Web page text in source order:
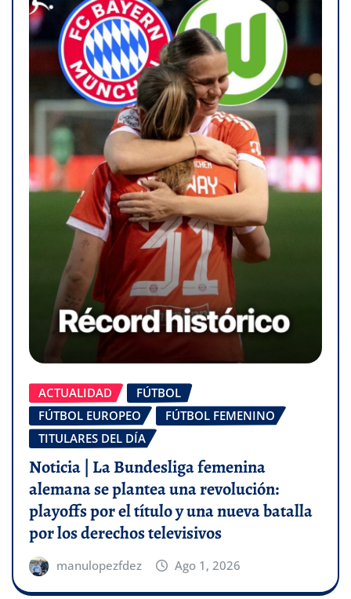
ACTUALIDAD
FÚTBOL
FÚTBOL EUROPEO
FÚTBOL FEMENINO
TITULARES DEL DÍA
Noticia | La Bundesliga femenina
alemana se plantea una revolución:
playoffs por el título y una nueva batalla
por los derechos televisivos
manulopezfdez Ago 1, 2026